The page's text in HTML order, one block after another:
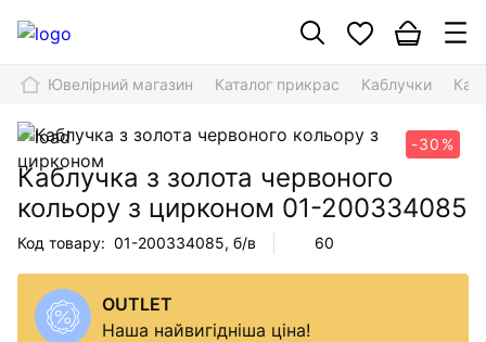
Ювелірний магазин Каталог прикрас Каблучки
-30%
Каблучка з золота червоного
кольору з цирконом 01-200334085
Код товару: 01-200334085, б/в 60
OUTLET
Наша найвигідніша ціна!